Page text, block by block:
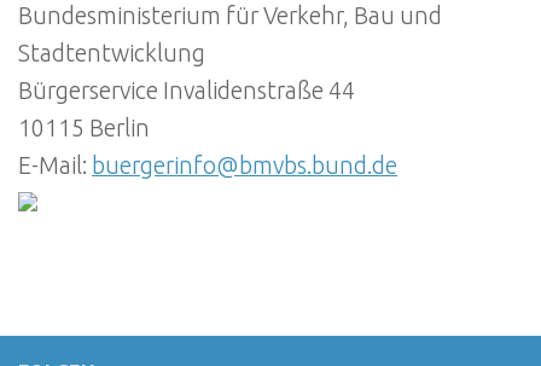
Bundesministerium für Verkehr, Bau und
Stadtentwicklung
Bürgerservice Invalidenstraße 44
10115 Berlin
E-Mail: buergerinfo@bmvbs.bund.de